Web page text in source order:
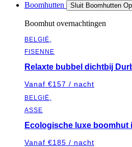
Boomhutten Sluit Boomhutten
Boomhut overnachtingen
BELGIË,
FISENNE
Relaxte bubbel dichtbij
Vanaf €157 / nacht
BELGIË,
ASSE
Ecologische luxe boomhut
Vanaf €185 / nacht